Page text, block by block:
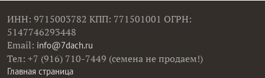
ИНН: 9715003782 КПП: 771501001 ОГРН:
5147746293448
Email: info@7dach.ru
Тел: +7 (916) 710-7449 (семена не продаем!)
Главная страница